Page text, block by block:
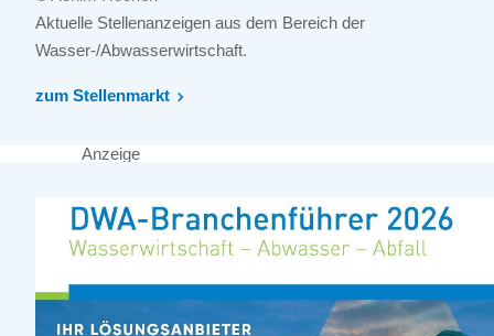
Aktuelle Stellenanzeigen aus dem Bereich der
Wasser-/Abwasserwirtschaft.
zum Stellenmarkt
Anzeige